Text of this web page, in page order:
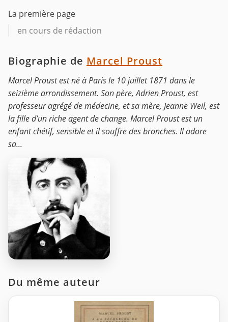
La première page
en cours de rédaction
Biographie de Marcel Proust
Marcel Proust est né à Paris le 10 juillet 1871 dans le
seizième arrondissement. Son père, Adrien Proust, est
professeur agrégé de médecine, et sa mère, Jeanne Weil, est
la fille d’un riche agent de change. Marcel Proust est un
enfant chétif, sensible et il souffre des bronches. Il adore
sa...
Du même auteur